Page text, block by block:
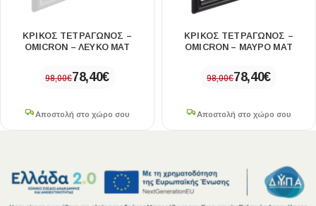
ΚΡΙΚΟΣ ΤΕΤΡΑΓΩΝΟΣ –
OMICRON – ΛΕΥΚΟ ΜΑΤ
98,00€78,40€
Αποστολή στο χώρο σου
ΚΡΙΚΟΣ ΤΕΤΡΑΓΩΝΟΣ –
OMICRON – ΜΑΥΡΟ ΜΑΤ
98,00€78,40€
Αποστολή στο χώρο σου